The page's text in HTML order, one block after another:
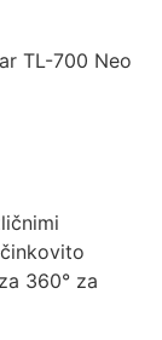
TL-700 Neo
360° za